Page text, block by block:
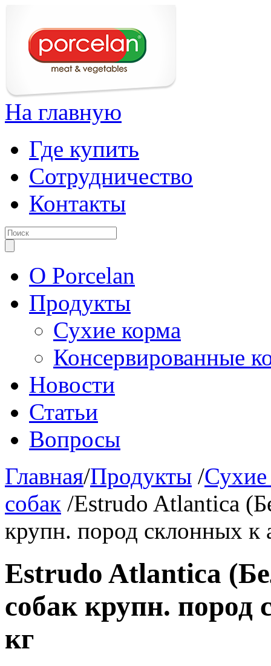
На главную
Где купить
Сотрудничество
Контакты
О Porcelan
Продукты
Сухие корма
Консервированные
Новости
Статьи
Вопросы
Главная/Продукты /
собак /Estrudo Atlantica
крупн. пород склонных к
Estrudo Atlantica
собак крупн. пород
кг